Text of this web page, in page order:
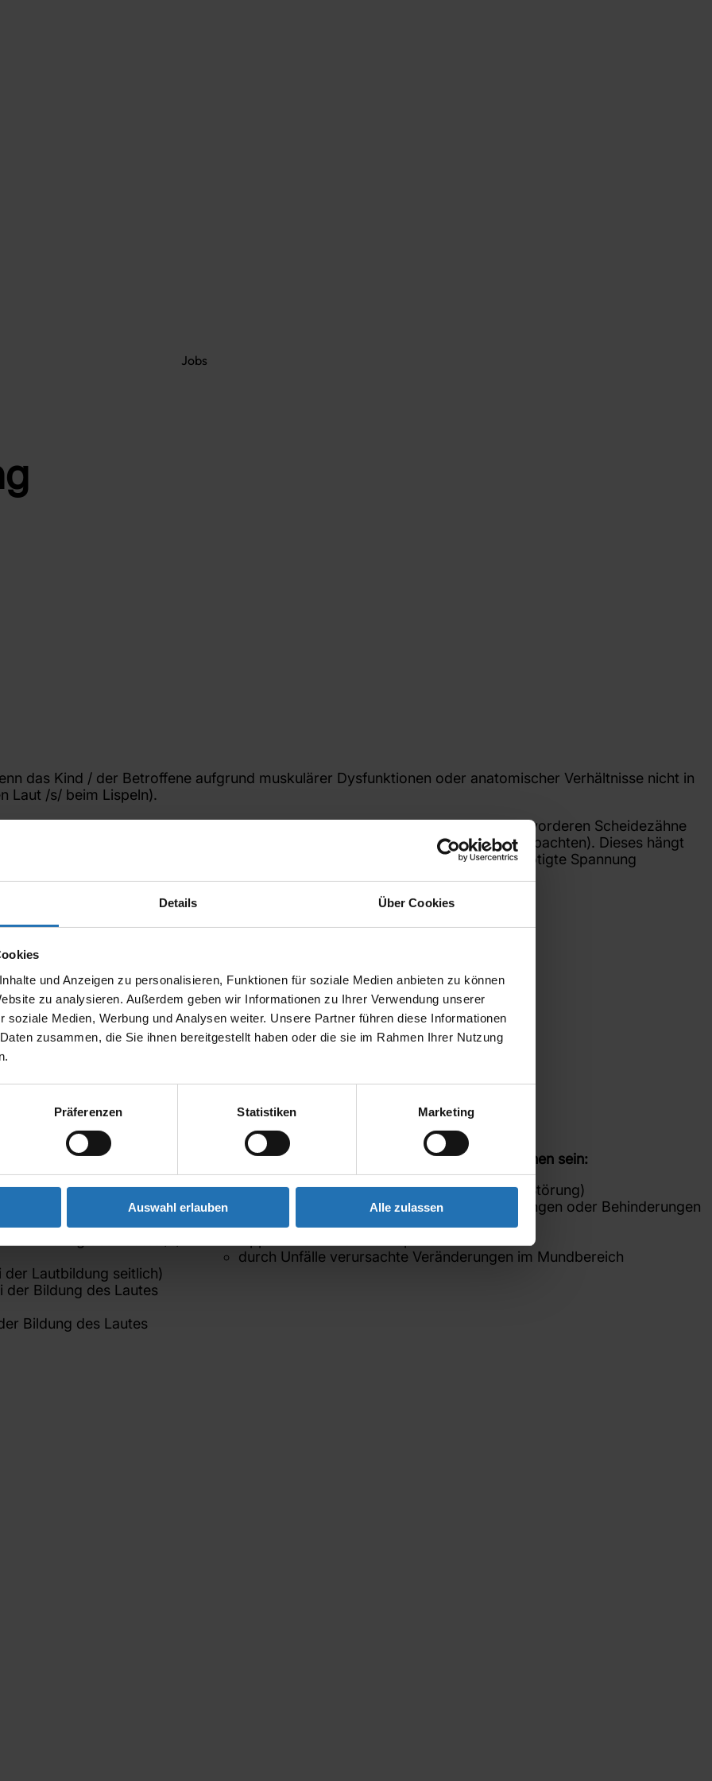
Details Über Cookies
und Anzeigen zu personalisieren, Funktionen für soziale Medien anbieten zu können
zu analysieren. Außerdem geben wir Informationen zu Ihrer Verwendung unserer
soziale Medien, Werbung und Analysen weiter. Unsere Partner führen diese Informationen
zusammen, die Sie ihnen bereitgestellt haben oder die sie im Rahmen Ihrer Nutzung
Präferenzen Statistiken Marketing
Auswahl erlauben Alle zulassen
Jobs
das Kind / der Betroffene aufgrund muskulärer Dysfunktionen oder anatomischer Verhältnisse nicht in
Laut /s/ beim Lispeln).
(bei der Aussprache des Lautes /s/ stößt das Kind mit der Zunge gegen die vorderen Scheidezähne
seitlich (lateral) entweicht (oft bei der Bildung des Lautes /sch/ zu beobachten). Dieses hängt
der Zunge ist nicht „stark“ genug, um die für die Bildung des /s/ benötigte Spannung
körperlicher Voraussetzungen nicht korrekt gebildet werden können.
anatomische Gegebenheiten.
zwischen die Zähne geschoben.
Lautbildung aufbauen.
im Kindes-, wie auch im
der Bildung des Lautes
Bildung des Lautes /s/
Lautbildung seitlich)
der Bildung des Lautes
Bildung des Lautes
Mögliche Ursachen für diese Art der Störung können sein:
Störung der Mundmotorik (Myofunktionelle Störung)
auch in Verbindungen mit Entwicklungsstörungen oder Behinderungen
(z.B. Down-Syndrom)
durch Unfälle verursachte Veränderungen im Mundbereich